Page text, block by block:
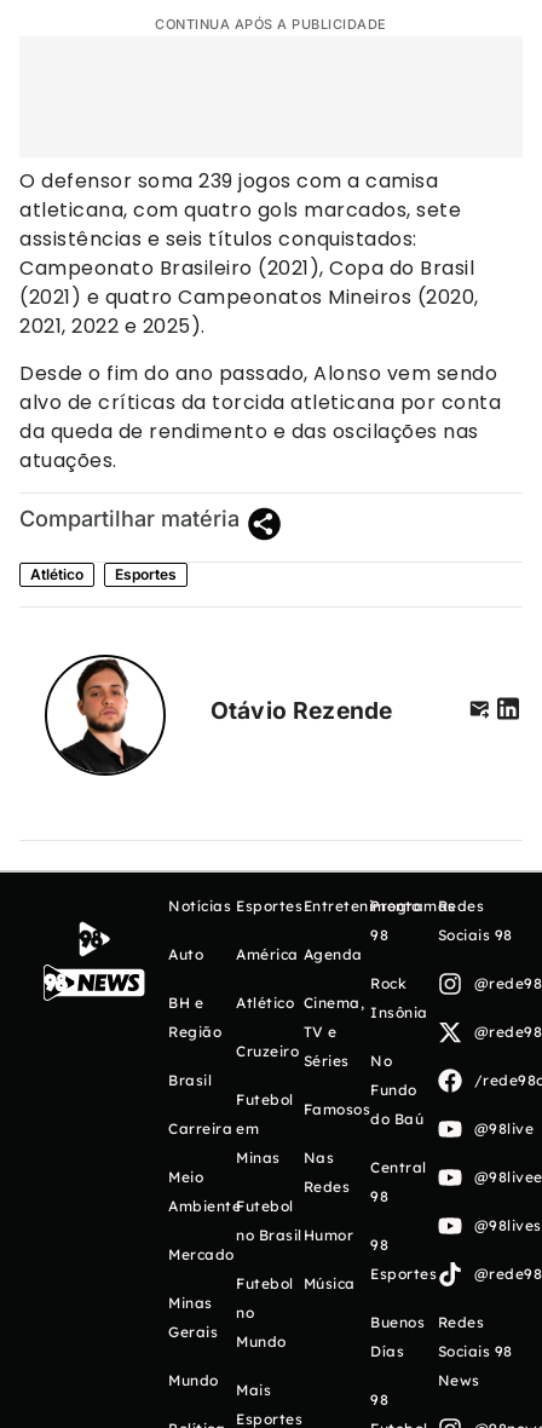
CONTINUA APÓS A PUBLICIDADE
O defensor soma 239 jogos com a camisa
atleticana, com quatro gols marcados, sete
assistências e seis títulos conquistados:
Campeonato Brasileiro (2021), Copa do Brasil
(2021) e quatro Campeonatos Mineiros (2020,
2021, 2022 e 2025).
Desde o fim do ano passado, Alonso vem sendo
alvo de críticas da torcida atleticana por conta
da queda de rendimento e das oscilações nas
atuações.
Compartilhar matéria
Atlético Esportes
Otávio Rezende
Notícias
Auto
BH e
Região
Brasil
Carreira
Meio
Ambiente
Mercado
Minas
Gerais
Mundo
Esportes
América
Atlético
Cruzeiro
Futebol
em
Minas
Futebol
no Brasil
Futebol
no
Mundo
Mais
Esportes
Entretenimento
Agenda
Cinema,
TV e
Séries
Famosos
Nas
Redes
Humor
Música
Programas
98
Rock
Insônia
No
Fundo
do Baú
Central
98
98
Esportes
Buenos
Días
98
Redes
Sociais 98
/
@98live
Redes
Sociais 98
News